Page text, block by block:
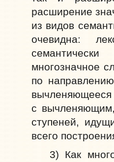
расширение
из видов
очевидна:
многозначное
по
вычленяющееся
с
ступеней,
всего
3) Как